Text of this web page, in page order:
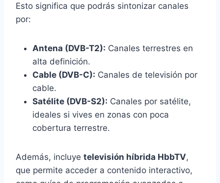
Esto significa que podrás sintonizar canales
por:
Antena (DVB-T2): Canales terrestres en
alta definición.
Cable (DVB-C): Canales de televisión por
cable.
Satélite (DVB-S2): Canales por satélite,
ideales si vives en zonas con poca
cobertura terrestre.
Además, incluye televisión híbrida HbbTV,
que permite acceder a contenido interactivo,